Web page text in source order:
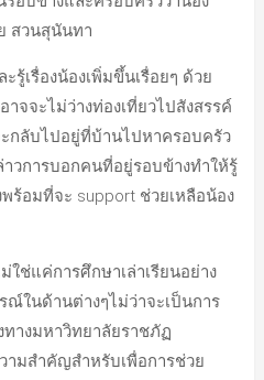
สวนสุนันทา
รู้เรื่องน้องเพิ่มขึ้นเรื่อยๆ ด้วย
าจจะไม่ว่างท่องเที่ยวไปสังสรรค์
กลับไปอยู่ที่บ้านไปหาครอบครัว
วการบอกคนที่อยู่รอบข้างทำให้รู้
พร้อมที่จะ support ช่วยเหลือน้อง
ใช่แค่การศึกษาเล่าเรียนอย่าง
ณ์ในด้านต่างๆไม่ว่าจะเป็นการ
างมหาวิทยาลัยราชภัฏ
ามสำคัญสำหรับเพื่อการช่วย